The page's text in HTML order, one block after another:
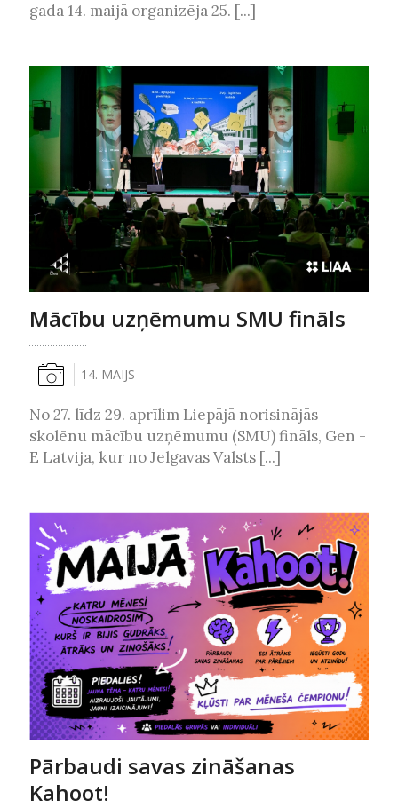
gada 14. maijā organizēja 25. [...]
Mācību uzņēmumu SMU fināls
14. MAIJS
No 27. līdz 29. aprīlim Liepājā norisinājās
skolēnu mācību uzņēmumu (SMU) fināls, Gen -
E Latvija, kur no Jelgavas Valsts [...]
Pārbaudi savas zināšanas
Kahoot!